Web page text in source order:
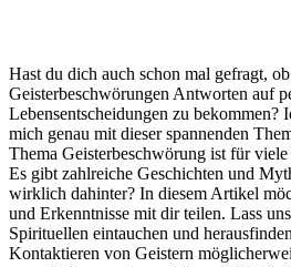
Hast ‍du dich auch‌ schon mal gefragt,
Geisterbeschwörungen Antworten auf
Lebensentscheidungen zu ​bekommen?
mich genau mit dieser spannenden
Thema Geisterbeschwörung ist für
Es gibt zahlreiche ⁣Geschichten und
wirklich dahinter? In diesem Artikel
und Erkenntnisse mit dir teilen. Lass
Spirituellen eintauchen und
Kontaktieren von Geistern